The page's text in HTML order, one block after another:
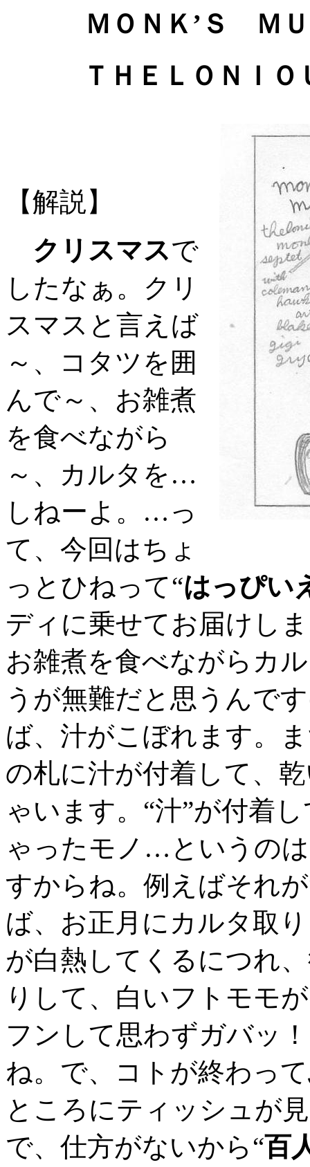
ＭＯＮＫ’Ｓ Ｍ
ＴＨＥＬＯＮＩ
【解説】
クリスマスで
したなぁ。クリ
スマスと言えば
～、コタツを囲
んで～、お雑煮
を食べながら
～、カルタを…
しねーよ。…っ
て、今回はちょ
っとひねって“はっぴい
ディに乗せてお届けし
お雑煮を食べながらカ
うが無難だと思うんで
ば、汁がこぼれます。
の札に汁が付着して、
ゃいます。“汁”が付着
ゃったモノ…というの
すからね。例えばそれ
ば、お正月にカルタ取
が白熱してくるにつれ
りして、白いフトモモ
フンして思わずガバッ
ね。で、コトが終わっ
ところにティッシュが
で、仕方がないから“百